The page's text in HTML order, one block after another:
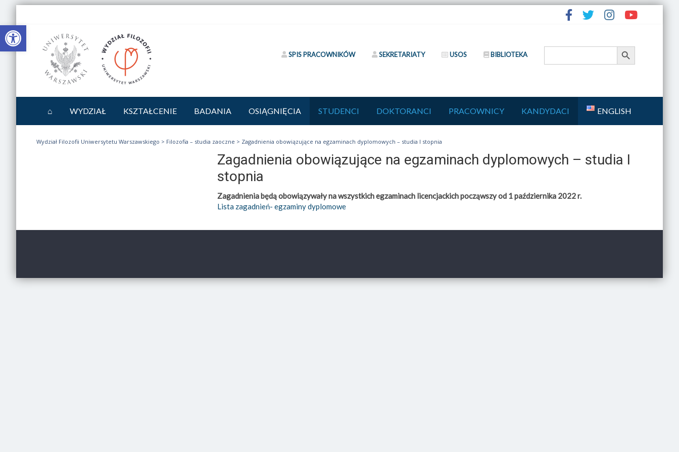
Otwórz pasek narzędzi
SPIS PRACOWNIKÓW SEKRETARIATY USOS BIBLIOTEKA
Search
Search Button
⌂ WYDZIAŁ KSZTAŁCENIE BADANIA OSIĄGNIĘCIA STUDENCI DOKTORANCI PRACOWNICY KANDYDACI ENGLISH
Wydział Filozofii Uniwersytetu Warszawskiego > Filozofia – studia zaoczne > Zagadnienia obowiązujące na egzaminach dyplomowych – studia I stopnia
Zagadnienia obowiązujące na egzaminach dyplomowych – studia I
stopnia
Zagadnienia będą obowiązywały na wszystkich egzaminach licencjackich począwszy od 1 października 2022 r.
Lista zagadnień- egzaminy dyplomowe